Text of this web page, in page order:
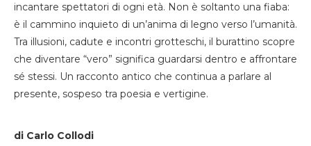
incantare spettatori di ogni età. Non è soltanto una fiaba:
è il cammino inquieto di un’anima di legno verso l’umanità.
Tra illusioni, cadute e incontri grotteschi, il burattino scopre
che diventare “vero” significa guardarsi dentro e affrontare
sé stessi. Un racconto antico che continua a parlare al
presente, sospeso tra poesia e vertigine.
di Carlo Collodi